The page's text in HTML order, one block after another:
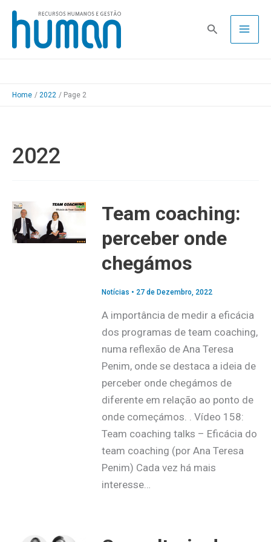
Skip
content
Pesquisa
Home 2022 Page 2
2022
Team coaching:
perceber onde
chegámos
Notícias • 27 de Dezembro, 2022
A importância de medir a eficácia
dos programas de team coaching,
numa reflexão de Ana Teresa
Penim, onde se destaca a ideia de
perceber onde chegámos de
diferente em relação ao ponto de
onde começámos. . Vídeo 158:
Team coaching talks – Eficácia do
team coaching (por Ana Teresa
Penim) Cada vez há mais
interesse…